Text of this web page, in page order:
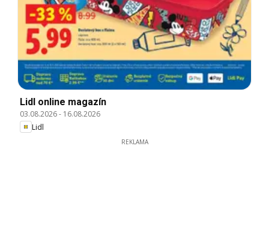
Lidl online magazín
03.08.2026- 16.08.2026
Lidl
REKLAMA